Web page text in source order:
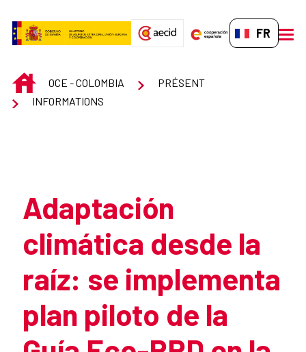
FR-FR
INICIOOCE - COLOMBIA
PRÉSENT
INFORMATIONS
Adaptación
climática desde la
raíz: se implementa
plan piloto de la